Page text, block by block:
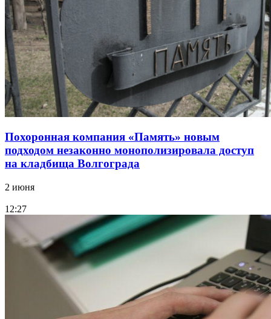
Похоронная компания «Память» новым
подходом незаконно монополизировала доступ
на кладбища Волгограда
2 июня
12:27